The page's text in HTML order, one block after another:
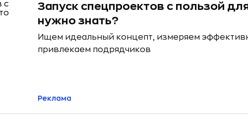
Запуск спецпроектов с пользой
нужно знать?
Ищем идеальный концепт, измеряем
привлекаем подрядчиков
Реклама